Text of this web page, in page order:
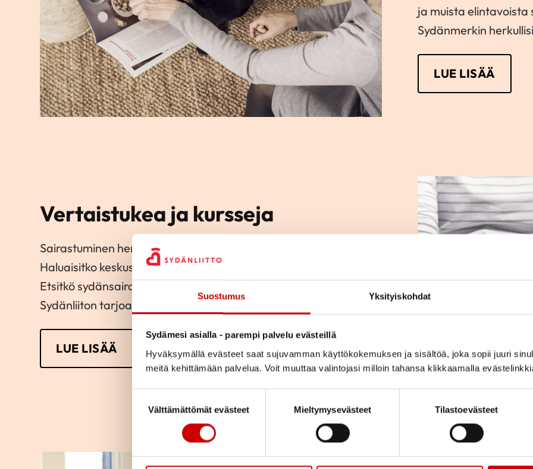
Suostumus Yksityiskohdat
Sydämesi asialla - parempi palvelu evästeillä
Hyväksymällä evästeet saat sujuvamman käyttökokemuksen ja sisältöä, joka sopii juuri
meitä kehittämään palvelua. Voit muuttaa valintojasi milloin tahansa klikkaamalla
Välttämättömät evästeet
Mieltymysevästeet Tilastoevästeet
ja muista elintavoista
Sydänmerkin
LUE LISÄÄ
Vertaistukea ja kursseja
Sairastuminen herättää usein monia huolia ja kysymyksiä.
Haluaisitko keskustella koulutetun vertaistukihenkilön kanssa?
Etsitkö sydänsairastuneille tarkoitettuja kursseja? Tutustu
Sydänliiton tarjoamaan tukeen sairastuneille.
LUE LISÄÄ